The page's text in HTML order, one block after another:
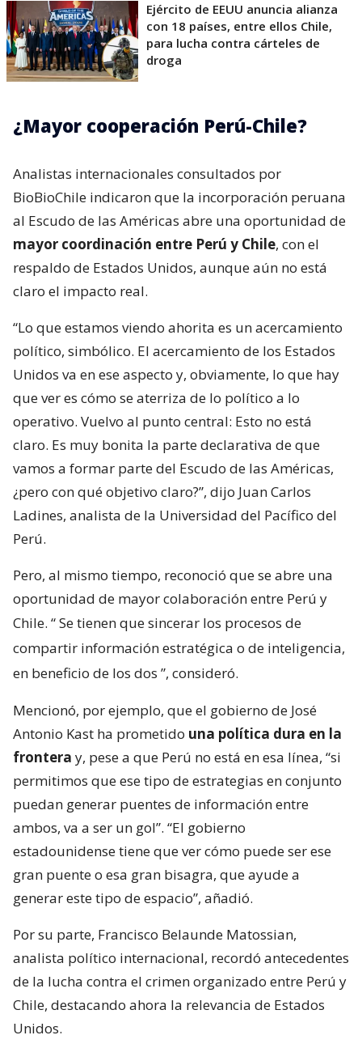
Ejército de EEUU anuncia alianza
con 18 países, entre ellos Chile,
para lucha contra cárteles de
droga
¿Mayor cooperación Perú-Chile?
Analistas internacionales consultados por
BioBioChile indicaron que la incorporación peruana
al Escudo de las Américas abre una oportunidad de
mayor coordinación entre Perú y Chile, con el
respaldo de Estados Unidos, aunque aún no está
claro el impacto real.
“Lo que estamos viendo ahorita es un acercamiento
político, simbólico. El acercamiento de los Estados
Unidos va en ese aspecto y, obviamente, lo que hay
que ver es cómo se aterriza de lo político a lo
operativo. Vuelvo al punto central: Esto no está
claro. Es muy bonita la parte declarativa de que
vamos a formar parte del Escudo de las Américas,
¿pero con qué objetivo claro?”, dijo Juan Carlos
Ladines, analista de la Universidad del Pacífico del
Perú.
Pero, al mismo tiempo, reconoció que se abre una
oportunidad de mayor colaboración entre Perú y
Chile. “Se tienen que sincerar los procesos de
compartir información estratégica o de inteligencia,
en beneficio de los dos ”, consideró.
Mencionó, por ejemplo, que el gobierno de José
Antonio Kast ha prometido una política dura en la
frontera y, pese a que Perú no está en esa línea, “si
permitimos que ese tipo de estrategias en conjunto
puedan generar puentes de información entre
ambos, va a ser un gol”. “El gobierno
estadounidense tiene que ver cómo puede ser ese
gran puente o esa gran bisagra, que ayude a
generar este tipo de espacio”, añadió.
Por su parte, Francisco Belaunde Matossian,
analista político internacional, recordó antecedentes
de la lucha contra el crimen organizado entre Perú y
Chile, destacando ahora la relevancia de Estados
Unidos.